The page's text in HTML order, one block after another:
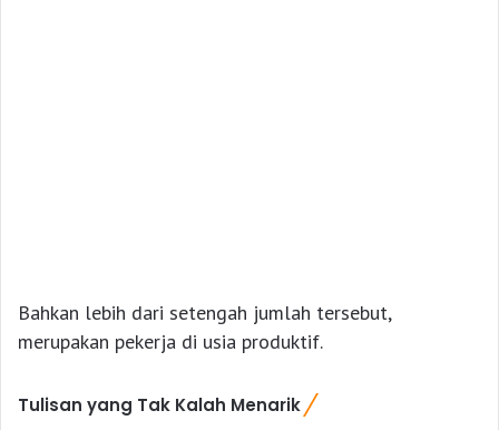
Bahkan lebih dari setengah jumlah tersebut,
merupakan pekerja di usia produktif.
Tulisan yang Tak Kalah Menarik